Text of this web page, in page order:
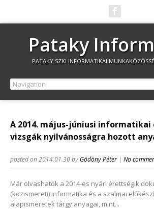
Pataky
PATAKY SZKI INFORMATIKAI
A 2014. május-júniusi
vizsgák nyilvánosságra hozott
posted on 2014.01.30by Gödöny Péter | No
Már olvashatók a 2014-es nyári érettségik
(közismereti) informatika és a szalmai
alapismeretek tárgy anyagai, mint...